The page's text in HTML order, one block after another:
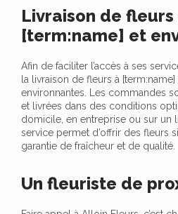
Livraison de fleurs
[term:name] et
Afin de faciliter l’accès à ses
la livraison de fleurs à
environnantes. Les commandes
et livrées dans des conditions
domicile, en entreprise ou sur un
service permet d’offrir des fleurs
garantie de fraîcheur et de qualité.
Un fleuriste de